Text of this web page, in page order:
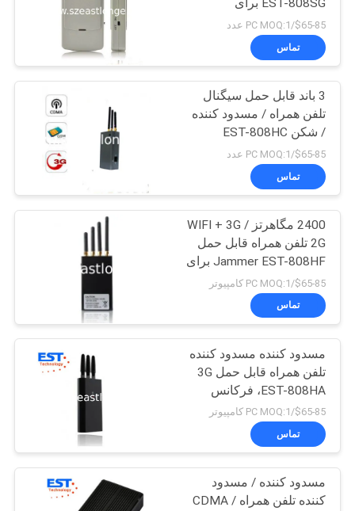
سایت
PRIVACY
POLICY
EST-808SG برای
سفارشی
$65-85/PC MOQ:1 عدد
تماس
3 باند قابل حمل سیگنال
تلفن همراه / مسدود کننده
/ شکن EST-808HC
$65-85/PC MOQ:1 عدد
تماس
2400 مگاهرتز WIFI + 3G /
2G تلفن همراه قابل حمل
Jammer EST-808HF برای
سفارشی
$65-85/PC MOQ:1 کامپیوتر
تماس
مسدود کننده مسدود کننده
تلفن همراه قابل حمل 3G
EST-808HA، فرکانس
2100 - 2200MHZ
$65-85/PC MOQ:1 کامپیوتر
تماس
مسدود کننده / مسدود
کننده تلفن همراه CDMA /